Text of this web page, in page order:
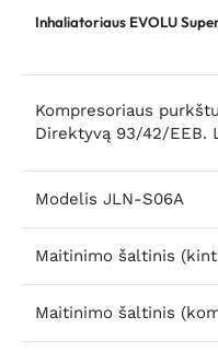
Inhaliatoriaus EVOLU
Kompresoriaus
Direktyvą 93/42/EEB.
Modelis JLN-S06A
Maitinimo šaltinis
Maitinimo šaltinis